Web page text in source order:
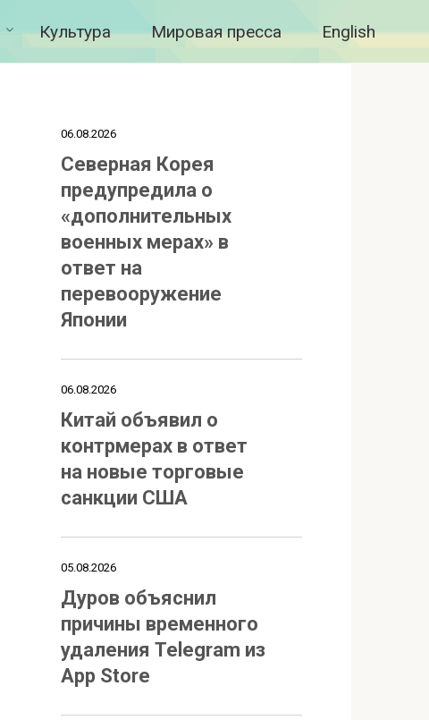
Культура Мировая пресса English
06.08.2026
Северная Корея
предупредила о
«дополнительных
военных мерах» в
ответ на
перевооружение
Японии
06.08.2026
Китай объявил о
контрмерах в ответ
на новые торговые
санкции США
05.08.2026
Дуров объяснил
причины временного
удаления Telegram из
App Store